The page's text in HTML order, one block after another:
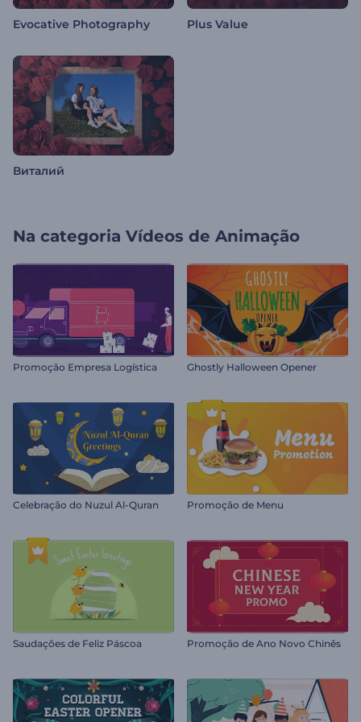
Evocative Photography Plus Value
Виталий
Na categoria Vídeos de Animação
Promoção Empresa Logística Ghostly Halloween Opener
Celebração do Nuzul Al-Quran Promoção de Menu
Saudações de Feliz Páscoa Promoção de Ano Novo Chinês